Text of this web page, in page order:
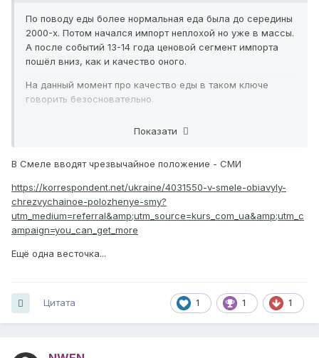
По поводу еды более нормальная еда была до середины
2000-х. Потом начался импорт неплохой но уже в массы.
А после событий 13-14 года ценовой сегмент импорта
пошёл вниз, как и качество оного.
На данный момент про качество еды в таком ключе
говорить безосновательно.
Ну и в Европе, думаю такого точно нет -
объеме. По всем учреждениям соцсферы
проведены авансовые предоплаты, чтобы
можно было работать и в дальнейшем. На
сегодня не подключены Центр
инвалидностью. Ситуация там
критическая. Обогреваем помещения
Показати
В Смеле вводят чрезвычайное положение - СМИ
https://korrespondent.net/ukraine/4031550-v-smele-obiavyly-
chrezvychainoe-polozhenye-smy?
utm_medium=referral&amp;utm_source=kurs_com_ua&amp;utm_c
ampaign=you_can_get_more
Ещё одна весточка...
1 1 1
Цитата